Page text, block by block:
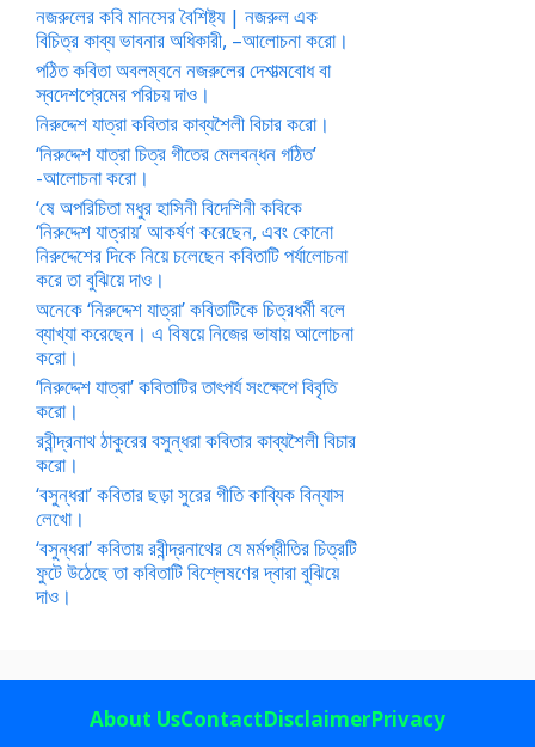
নজরুলের কবি মানসের বৈশিষ্ট্য | নজরুল এক
বিচিত্র কাব্য ভাবনার অধিকারী, –আলোচনা করো।
পঠিত কবিতা অবলম্বনে নজরুলের দেশাত্মবোধ বা
স্বদেশপ্রেমের পরিচয় দাও।
নিরুদ্দেশ যাত্রা কবিতার কাব্যশৈলী বিচার করো।
‘নিরুদ্দেশ যাত্রা চিত্র গীতের মেলবন্ধন গঠিত’
-আলোচনা করো।
‘ষে অপরিচিতা মধুর হাসিনী বিদেশিনী কবিকে
‘নিরুদ্দেশ যাত্রায়’ আকর্ষণ করেছেন, এবং কোনো
নিরুদ্দেশের দিকে নিয়ে চলেছেন কবিতাটি পর্যালোচনা
করে তা বুঝিয়ে দাও।
অনেকে ‘নিরুদ্দেশ যাত্রা’ কবিতাটিকে চিত্রধর্মী বলে
ব্যাখ্যা করেছেন। এ বিষয়ে নিজের ভাষায় আলোচনা
করো।
‘নিরুদ্দেশ যাত্রা’ কবিতাটির তাৎপর্য সংক্ষেপে বিবৃতি
করো।
রবীন্দ্রনাথ ঠাকুরের বসুন্ধরা কবিতার কাব্যশৈলী বিচার
করো।
‘বসুন্ধরা’ কবিতার ছড়া সুরের গীতি কাব্যিক বিন্যাস
লেখো।
‘বসুন্ধরা’ কবিতায় রবীন্দ্রনাথের যে মর্মপ্রীতির চিত্রটি
ফুটে উঠেছে তা কবিতাটি বিশ্লেষণের দ্বারা বুঝিয়ে
দাও।
About UsContactDisclaimerPrivacy